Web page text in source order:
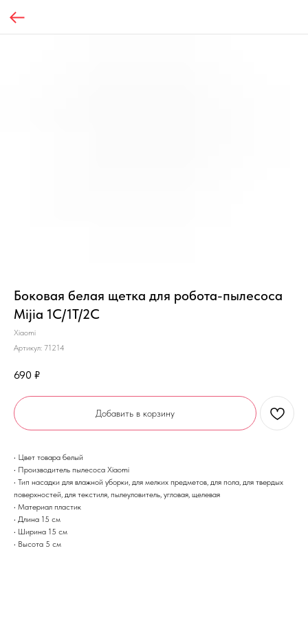
Боковая белая щетка для робота-пылесоса
Mijia 1C/1T/2C
Xiaomi
Артикул: 71214
690 ₽
Добавить в корзину
• Цвет товара белый
• Производитель пылесоса Xiaomi
• Тип насадки для влажной уборки, для мелких предметов, для пола, для твердых
поверхностей, для текстиля, пылеуловитель, угловая, щелевая
• Материал пластик
• Длина 15 см
• Ширина 15 см
• Высота 5 см